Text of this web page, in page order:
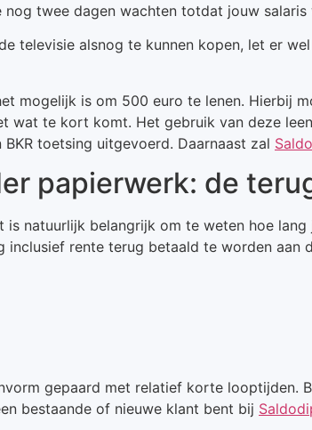
nog twee dagen wachten totdat jouw
televisie alsnog te kunnen kopen, let er
mogelijk is om 500 euro te lenen. Hierbij
wat te kort komt. Het gebruik van deze
toetsing uitgevoerd. Daarnaast zal
papierwerk: de
is natuurlijk belangrijk om te weten hoe
rente terug betaald te worden aan
gepaard met relatief korte looptijden.
bestaande of nieuwe klant bent bij